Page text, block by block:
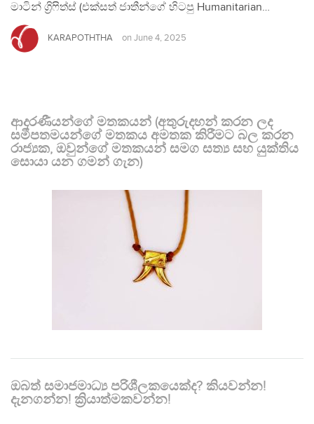
මාටින් ග්‍රිෆිත්ස් (එක්සත් ජාතීන්ගේ හිටපු Humanitarian…
KARAPOTHTHA on June 4, 2025
ආදරණීයන්ගේ මතකයන් (අතුරුදහන් කරන ලද
සමීපතමයන්ගේ මතකය අමතක කිරීමට බල කරන
රාජ්‍යක, ඔවුන්ගේ මතකයන් සමග සත්‍ය සහ යුක්තිය
සොයා යන ගමන් ගැන)
ඔබත් සමාජමාධ්‍ය පරිශීලකයෙක්ද? කියවන්න!
දැනගන්න! ක්‍රියාත්මකවන්න!